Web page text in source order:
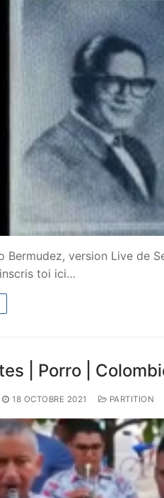
Bermudez, version Live de
toi ici…
| Porro |
18 OCTOBRE 2021 PARTITION